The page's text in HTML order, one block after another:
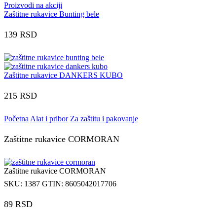
Proizvodi na akciji
Zaštitne rukavice Bunting bele
139 RSD
Zaštitne rukavice DANKERS KUBO
215 RSD
Početna Alat i pribor Za zaštitu i pakovanje
Zaštitne rukavice CORMORAN
Zaštitne rukavice CORMORAN
SKU: 1387 GTIN: 8605042017706
89 RSD